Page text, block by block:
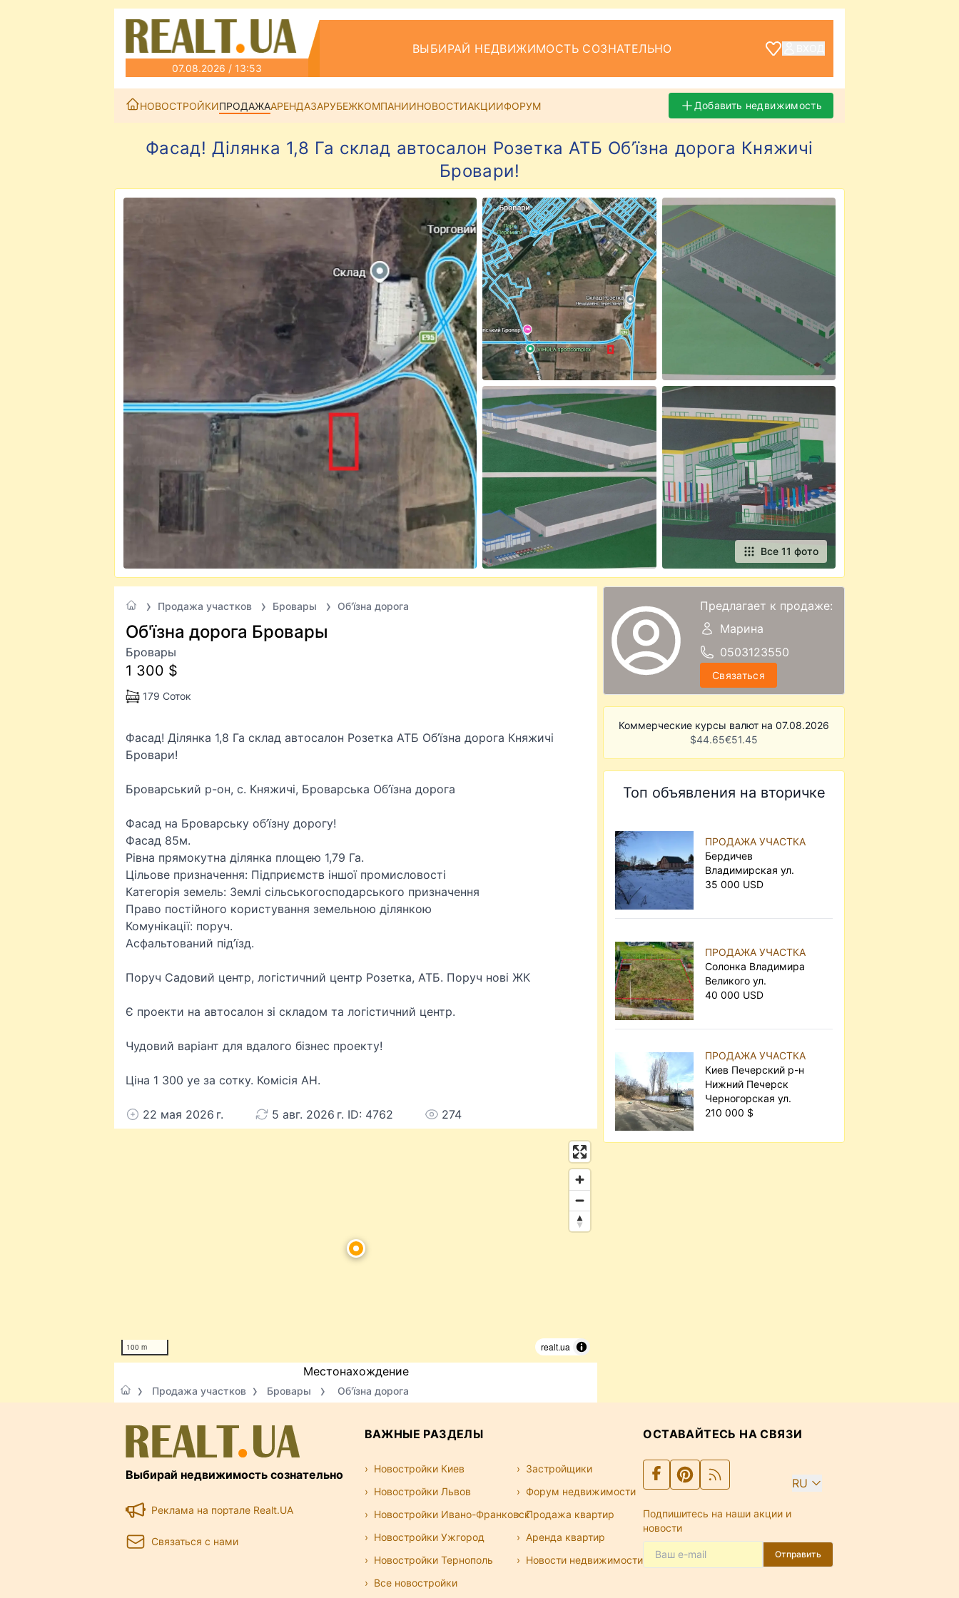
07.08.2026 / 13:53
ВЫБИРАЙ НЕДВИЖИМОСТЬ СОЗНАТЕЛЬНО
НОВОСТРОЙКИПРОДАЖААРЕНДАЗАРУБЕЖКОМПАНИИНОВОСТИАКЦИИФОРУМ Добавить недвижимость
Фасад! Ділянка 1,8 Га склад автосалон Розетка АТБ Об’їзна дорога Княжичі
Бровари!
Все 11 фото
Продажа участков Бровары Об'їзна дорога
Об'їзна дорога Бровары
Бровары
1 300 $
179 Соток
Фасад! Ділянка 1,8 Га склад автосалон Розетка АТБ Об’їзна дорога Княжичі
Бровари!
Броварський р-он, с. Княжичі, Броварська Об’їзна дорога
Фасад на Броварську об’їзну дорогу!
Фасад 85м.
Рівна прямокутна ділянка площею 1,79 Га.
Цільове призначення: Підприємств іншої промисловості
Категорія земель: Землі сільськогосподарського призначення
Право постійного користування земельною ділянкою
Комунікації: поруч.
Асфальтований під’їзд.
Поруч Садовий центр, логістичний центр Розетка, АТБ. Поруч нові ЖК
Є проекти на автосалон зі складом та логістичний центр.
Чудовий варіант для вдалого бізнес проекту!
Ціна 1 300 уе за сотку. Комісія АН.
22 мая 2026 г. 5 авг. 2026 г. ID: 4762 274
100 m realt.ua
Местонахождение
Продажа участков Бровары Об'їзна дорога
Предлагает к продаже:
Марина
0503123550
Связаться
Коммерческие курсы валют на 07.08.2026
$44.65€51.45
Топ объявления на вторичке
ПРОДАЖА УЧАСТКА
Бердичев
Владимирская ул.
35 000 USD
ПРОДАЖА УЧАСТКА
Солонка Владимира
Великого ул.
40 000 USD
ПРОДАЖА УЧАСТКА
Киев Печерский р-н
Нижний Печерск
Черногорская ул.
210 000 $
Выбирай недвижимость сознательно
Реклама на портале Realt.UA
Связаться с нами
ВАЖНЫЕ РАЗДЕЛЫ
Новостройки Киев
Новостройки Львов
Новостройки Ивано-Франковск
Новостройки Ужгород
Новостройки Тернополь
Все новостройки
Застройщики
Форум недвижимости
Продажа квартир
Аренда квартир
Новости недвижимости
ОСТАВАЙТЕСЬ НА СВЯЗИ
RU
Подпишитесь на наши акции и
новости
Отправить